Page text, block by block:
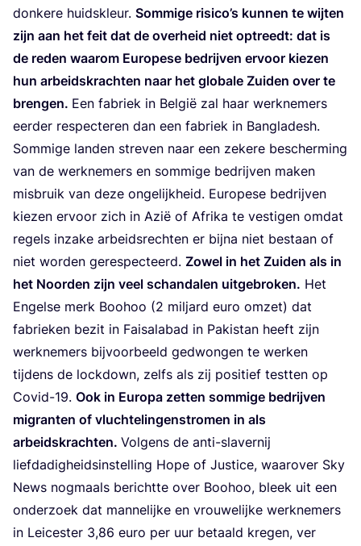
don­ke­re huids­kleur. Som­mi­ge risi­co’s kun­nen te wij­ten
zijn aan het feit dat de over­heid niet optreedt: dat is
de reden waar­om Euro­pe­se bedrij­ven ervoor kie­zen
hun arbeids­krach­ten naar het glo­ba­le Zui­den over te
bren­gen. Een fabriek in Bel­gië zal haar werk­ne­mers
eer­der res­pec­te­ren dan een fabriek in Bang­la­desh.
Som­mi­ge lan­den stre­ven naar een zeke­re bescher­ming
van de werk­ne­mers en som­mi­ge bedrij­ven maken
mis­bruik van deze onge­lijk­heid. Euro­pe­se bedrij­ven
kie­zen ervoor zich in Azië of Afri­ka te ves­ti­gen omdat
regels inza­ke arbeids­rech­ten er bij­na niet bestaan of
niet wor­den geres­pec­teerd. Zowel in het Zui­den als in
het Noor­den zijn veel schan­da­len uit­ge­bro­ken. Het
Engel­se merk Boohoo (2 mil­jard euro omzet) dat
fabrie­ken bezit in Fai­sa­la­bad in Pak­is­tan heeft zijn
werk­ne­mers bij­voor­beeld gedwon­gen te wer­ken
tij­dens de lock­down, zelfs als zij posi­tief test­ten op
Covid-19. Ook in Euro­pa zet­ten som­mi­ge bedrij­ven
migran­ten of vluch­te­lin­gen­stro­men in als
arbeids­krach­ten. Vol­gens de anti-sla­ver­nij
lief­da­dig­heids­in­stel­ling Hope of Jus­ti­ce, waar­over Sky
News nog­maals bericht­te over Boohoo, bleek uit een
onder­zoek dat man­ne­lij­ke en vrou­we­lij­ke werk­ne­mers
in Lei­ces­ter 3,86 euro per uur betaald kre­gen, ver